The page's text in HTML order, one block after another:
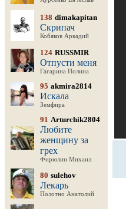
138 dimakapitan
Скрипач
Кобяков Аркадий
124 RUSSMIR
Отпусти меня
Гагарина Полина
95 akmira2814
Искала
Земфира
91 Arturchik2804
Любите
женщину за
грех
Фирюлин Михаил
80 sulehov
Лекарь
Полотно Анатолий